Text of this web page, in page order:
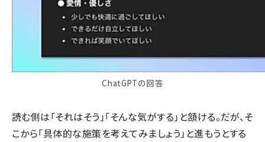
ChatGPTの回答
読む側は「それはそう」「そんな気がする」と頷ける。だが、そ
こから「具体的な施策を考えてみましょう」と進もうとする